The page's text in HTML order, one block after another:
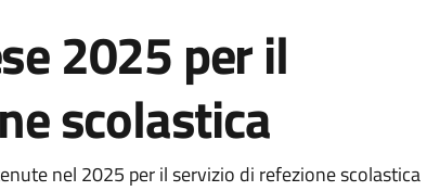
2025 per il
scolastica
nel 2025 per il servizio di refezione scolastica